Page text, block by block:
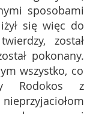
sposobami
się więc do
został
pokonany.
wszystko, co
Rodokos z